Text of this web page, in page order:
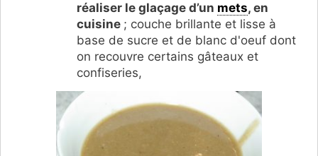
réaliser le glaçage d’un mets, en
cuisine ; couche brillante et lisse à
base de sucre et de blanc d'oeuf dont
on recouvre certains gâteaux et
confiseries,